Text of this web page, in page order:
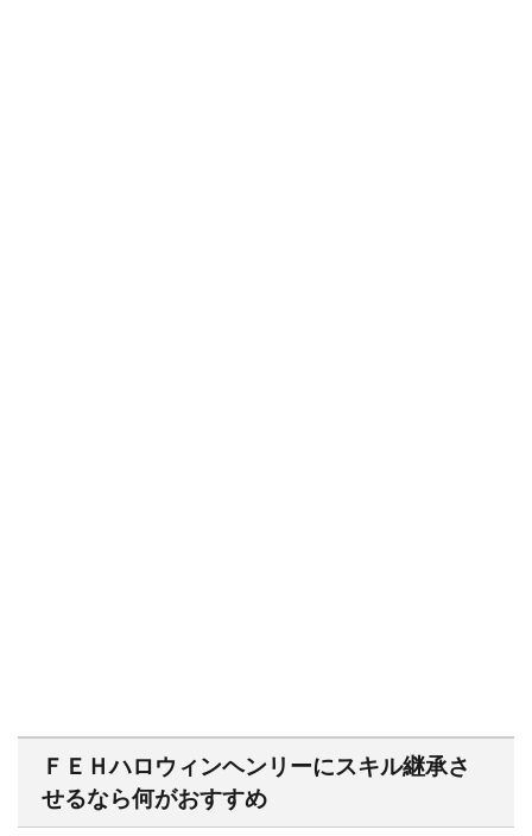
ＦＥＨハロウィンヘンリーにスキル継承さ
せるなら何がおすすめ